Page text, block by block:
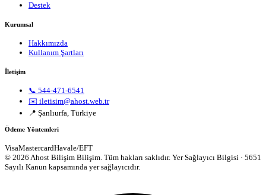
Destek
Kurumsal
Hakkımızda
Kullanım Şartları
İletişim
📞 544-471-6541
✉️ iletisim@ahost.web.tr
📍 Şanlıurfa, Türkiye
Ödeme Yöntemleri
VisaMastercardHavale/EFT
© 2026 Ahost Bilişim Bilişim. Tüm hakları saklıdır. Yer Sağlayıcı Bilgisi · 5651
Sayılı Kanun kapsamında yer sağlayıcıdır.